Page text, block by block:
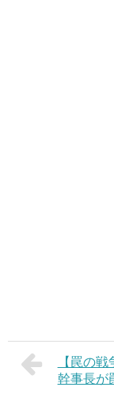
【罠の
幹事長が